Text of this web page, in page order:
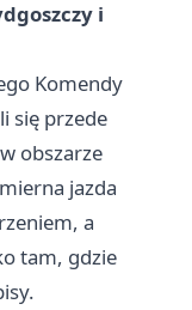
i
Komendy
się przede
obszarze
jazda
a
tam, gdzie